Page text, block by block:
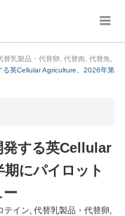
替乳製品・代替卵 代替肉 代替魚
る英Cellular Agriculture、2026年第
発する英Cellular
にパイロット
ー
テイン, 代替乳製品・代替卵,